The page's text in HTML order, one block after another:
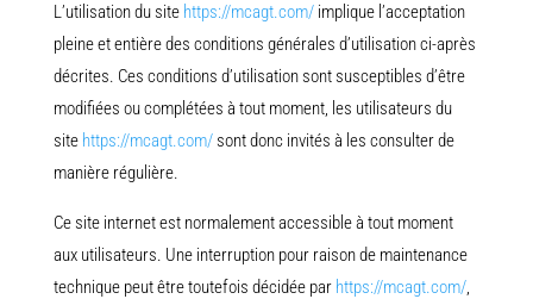
L’utilisation du site https://mcagt.com/implique l’acceptation
pleine et entière des conditions générales d’utilisation ci-après
décrites. Ces conditions d’utilisation sont susceptibles d’être
modifiées ou complétées à tout moment, les utilisateurs du
site https://mcagt.com/sont donc invités à les consulter de
manière régulière.
Ce site internet est normalement accessible à tout moment
aux utilisateurs. Une interruption pour raison de maintenance
technique peut être toutefois décidée par https://mcagt.com/,